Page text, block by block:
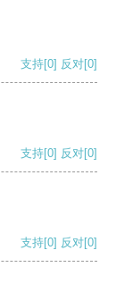
支持[0] 反对[0]
支持[0] 反对[0]
支持[0] 反对[0]